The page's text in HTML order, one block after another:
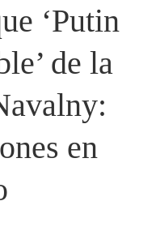
‘Putin
de la
en